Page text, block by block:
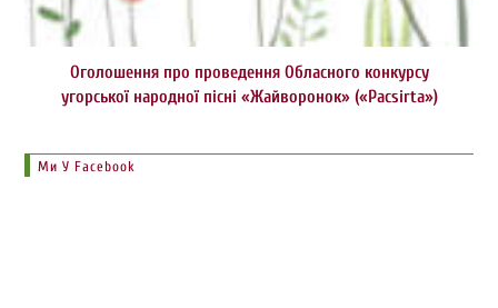
Оголошення про проведення Обласного конкурсу
угорської народної пісні «Жайворонок» («Pacsirta»)
Ми У Facebook